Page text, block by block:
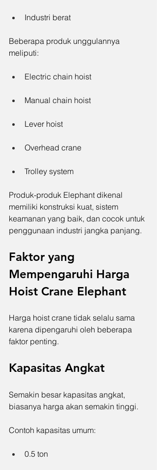
Industri berat
Beberapa produk unggulannya
meliputi:
Electric chain hoist
Manual chain hoist
Lever hoist
Overhead crane
Trolley system
Produk-produk Elephant dikenal
memiliki konstruksi kuat, sistem
keamanan yang baik, dan cocok untuk
penggunaan industri jangka panjang.
Faktor yang
Mempengaruhi Harga
Hoist Crane Elephant
Harga hoist crane tidak selalu sama
karena dipengaruhi oleh beberapa
faktor penting.
Kapasitas Angkat
Semakin besar kapasitas angkat,
biasanya harga akan semakin tinggi.
Contoh kapasitas umum:
0.5 ton